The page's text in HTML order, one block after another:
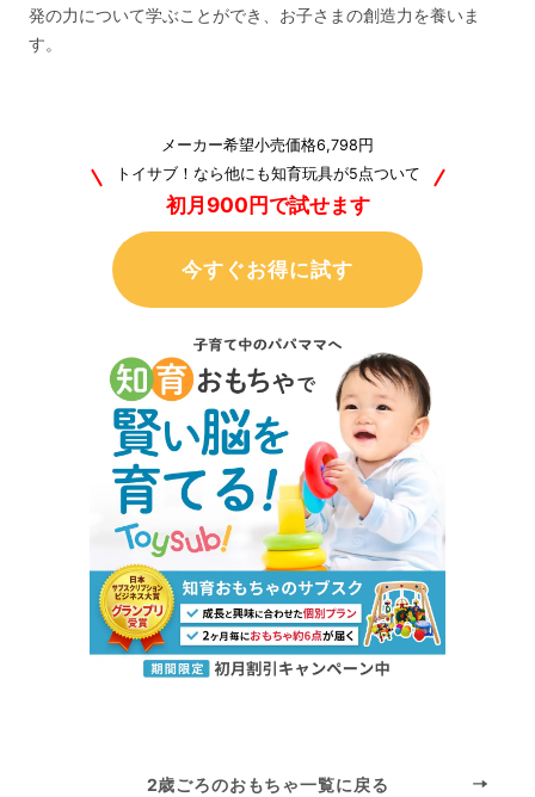
発の力について学ぶことができ、お子さまの創造力を養いま
す。
メーカー希望小売価格6,798円
トイサブ！なら他にも知育玩具が5点ついて
初月900円で試せます
今すぐお得に試す
2歳ごろのおもちゃ一覧に戻る